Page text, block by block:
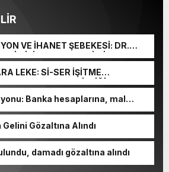
VE İHANET ŞEBEKESİ: DR.
İŞİTME MERKEZİ’NİN SGK
LEKE: Sİ-SER İŞİTME
UMUT TACİRLİĞİ
Banka hesaplarına, mal
Gözaltına Alındı
damadı gözaltına alındı